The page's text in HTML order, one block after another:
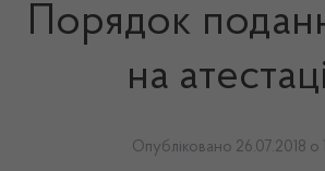
Порядок
на
Опубліковано 26.07.2018 о